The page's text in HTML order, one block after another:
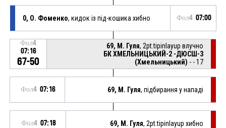
0, О. Фоменко, кидок із під-кошика хибно Фол4 07:00
Фол4
07:16
67-50
69, М. Гуля, 2pt.tipinlayup влучно
БК ХМЕЛЬНИЦЬКИЙ-2 -ДЮСШ-3
(Хмельницький) - - 17
Фол4 07:16 69, М. Гуля, підбирання у нападі
Фол4 07:18 69, М. Гуля, 2pt.tipinlayup хибно